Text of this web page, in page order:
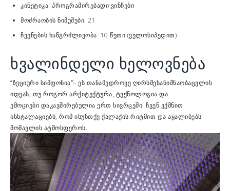
კინეტიკა: პროგრამირებადი ვინჩები
მოძრაობის ნიმუშები: 21
ჩვენების ხანგრძლივობა: 10 წუთი (ველოსიპედით)
ხვალინდელი ხელოვნება
“ზეციური სიმფონია”– ეს თანამედროვე ღირსშესანიშნაობაცვლის
იდეას, თუ როგორ არქიტექტურა, ტექნოლოგია და
ემოციები დაკავშირებულია ერთ სივრცეში. ჩვენ ვქმნით
ინსტალაციებს, რომ ისუნთქე ქალაქის რიტმით და აყალიბებს
მომავლის ატმოსფეროს.